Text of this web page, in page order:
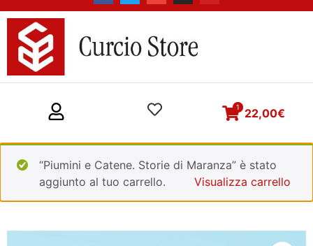
22,00€
1
“Piumini e Catene. Storie di Maranza” è stato
aggiunto al tuo carrello.
Visualizza carrello